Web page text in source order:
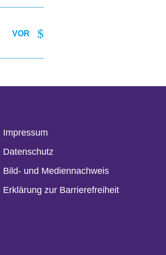
VOR
Impressum
Datenschutz
Bild- und Mediennachweis
Erklärung zur Barrierefreiheit